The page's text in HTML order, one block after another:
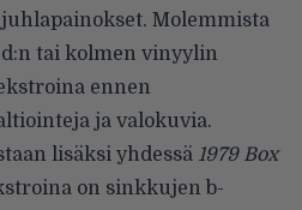
Molemmista
tai kolmen vinyylin
ennen
ja valokuvia.
lisäksi yhdessä 1979 Box
on sinkkujen b-